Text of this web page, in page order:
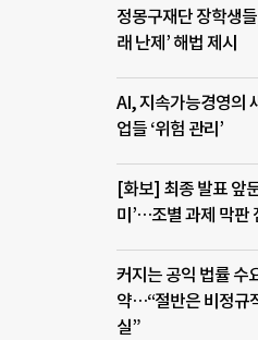
정몽구재단 장학생들
래 난제’ 해법 제시
AI, 지속가능경영의
업들 ‘위험 관리’
[화보] 최종 발표 앞
미’…조별 과제 막판
커지는 공익 법률 수
약…“절반은 비정규
실”